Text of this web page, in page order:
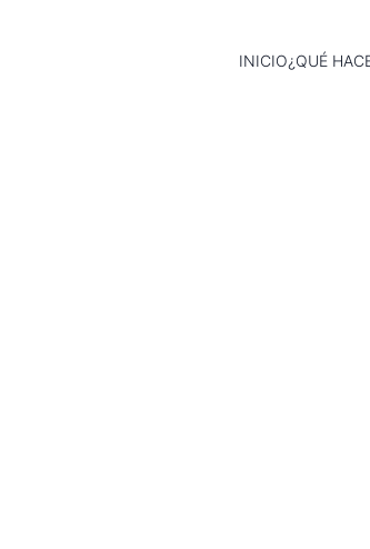
INICIO¿QUÉ